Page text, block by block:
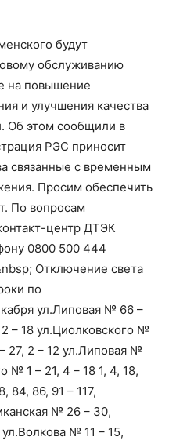
будут
обслуживанию
на повышение
и улучшения качества
Об этом сообщили в
РЭС приносит
связанные с временным
Просим обеспечить
По вопросам
центр ДТЭК
0800 500 444
Отключение света
по
ул.Липовая № 66 –
– 18 ул.Циолковского №
27, 2 – 12 ул.Липовая №
№ 1 – 21, 4 – 18 1, 4, 18,
84, 86, 91 – 117,
№ 26 – 30,
№ 11 – 15,